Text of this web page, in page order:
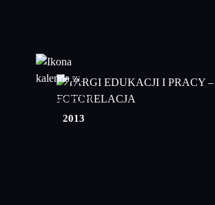
22
kwiecień
2013